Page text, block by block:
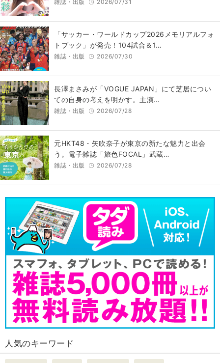
雑誌・出版 2026/07/31
「サッカー・ワールドカップ2026メモリアルフォ
トブック」が発売！104試合＆1…
雑誌・出版 2026/07/30
長澤まさみが「VOGUE JAPAN」にて芝居につい
ての自身の考えを明かす。主演…
雑誌・出版 2026/07/28
元HKT48・矢吹奈子が東京の新たな魅力と出会
う。電子雑誌「旅色FOCAL」武蔵…
雑誌・出版 2026/07/28
人気のキーワード